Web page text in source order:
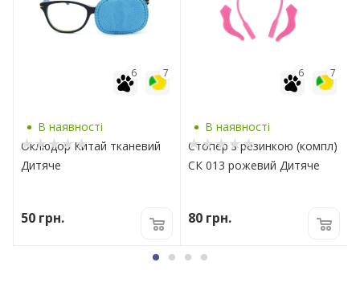
7
6
В наявності
Оклюдор Китай тканевий
Дитяче
50 грн.
7
6
В наявності
Стопер з резинкою (компл)
СК 013 рожевий Дитяче
80 грн.